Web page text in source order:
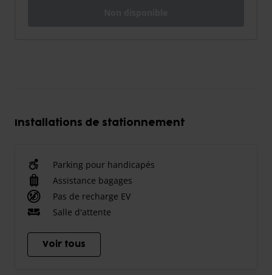
Installations de stationnement
Parking pour handicapés
Assistance bagages
Pas de recharge EV
Salle d'attente
Voir tous